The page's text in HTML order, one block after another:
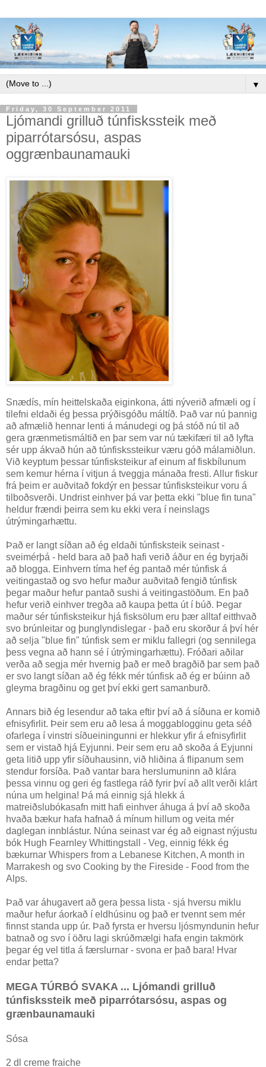
▼
Friday, 30 September 2011
Ljómandi grilluð túnfiskssteik með
piparrótarsósu, aspas
oggrænbaunamauki
Snædís, mín heittelskaða eiginkona, átti nýverið afmæli og í
tilefni eldaði ég þessa prýðisgóðu máltíð. Það var nú þannig
að afmælið hennar lenti á mánudegi og þá stóð nú til að
gera grænmetismáltið en þar sem var nú tækifæri til að lyfta
sér upp ákvað hún að túnfiskssteikur væru góð málamiðlun.
Við keyptum þessar túnfisksteikur af einum af fiskbílunum
sem kemur hérna í vitjun á tveggja mánaða fresti. Allur fiskur
frá þeim er auðvitað fokdýr en þessar túnfisksteikur voru á
tilboðsverði. Undrist einhver þá var þetta ekki "blue fin tuna"
heldur frændi þeirra sem ku ekki vera í neinslags
útrýmingarhættu.
Það er langt síðan að ég eldaði túnfisksteik seinast -
sveimérþá - held bara að það hafi verið áður en ég byrjaði
að blogga. Einhvern tíma hef ég pantað mér túnfisk á
veitingastað og svo hefur maður auðvitað fengið túnfisk
þegar maður hefur pantað sushi á veitingastöðum. En það
hefur verið einhver tregða að kaupa þetta út í búð. Þegar
maður sér túnfisksteikur hjá fisksölum eru þær alltaf eitthvað
svo brúnleitar og þunglyndislegar - það eru skorður á því hér
að selja "blue fin" túnfisk sem er miklu fallegri (og sennilega
þess vegna að hann sé í útrýmingarhættu). Fróðari aðilar
verða að segja mér hvernig það er með bragðið þar sem það
er svo langt síðan að ég fékk mér túnfisk að ég er búinn að
gleyma bragðinu og get því ekki gert samanburð.
Annars bið ég lesendur að taka eftir því að á síðuna er komið
efnisyfirlit. Þeir sem eru að lesa á moggablogginu geta séð
ofarlega í vinstri síðueiningunni er hlekkur yfir á efnisyfirlit
sem er vistað hjá Eyjunni. Þeir sem eru að skoða á Eyjunni
geta litið upp yfir síðuhausinn, við hliðina á flipanum sem
stendur forsíða. Það vantar bara herslumuninn að klára
þessa vinnu og geri ég fastlega ráð fyrir því að allt verði klárt
núna um helgina! Þá má einnig sjá hlekk á
matreiðslubókasafn mitt hafi einhver áhuga á því að skoða
hvaða bækur hafa hafnað á mínum hillum og veita mér
daglegan innblástur. Núna seinast var ég að eignast nýjustu
bók Hugh Fearnley Whittingstall - Veg, einnig fékk ég
bækurnar Whispers from a Lebanese Kitchen, A month in
Marrakesh og svo Cooking by the Fireside - Food from the
Alps.
Það var áhugavert að gera þessa lista - sjá hversu miklu
maður hefur áorkað í eldhúsinu og það er tvennt sem mér
finnst standa upp úr. Það fyrsta er hversu ljósmyndunin hefur
batnað og svo í öðru lagi skrúðmælgi hafa engin takmörk
þegar ég vel titla á færslurnar - svona er það bara! Hvar
endar þetta?
MEGA TÚRBÓ SVAKA ... Ljómandi grilluð
túnfiskssteik með piparrótarsósu, aspas og
grænbaunamauki
Sósa
2 dl creme fraiche